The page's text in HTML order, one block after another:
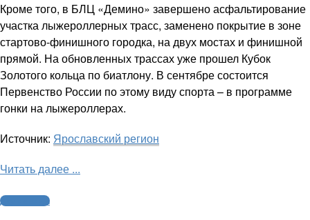
Кроме того, в БЛЦ «Демино» завершено асфальтирование
участка лыжероллерных трасс, заменено покрытие в зоне
стартово-финишного городка, на двух мостах и финишной
прямой. На обновленных трассах уже прошел Кубок
Золотого кольца по биатлону. В сентябре состоится
Первенство России по этому виду спорта – в программе
гонки на лыжероллерах.
Источник: Ярославский регион
Читать далее ...
Другие виды